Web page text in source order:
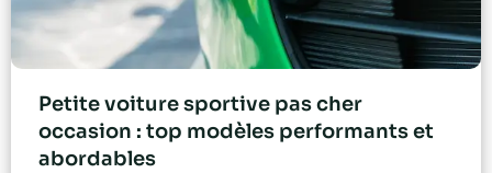
Petite voiture sportive pas cher
occasion : top modèles performants et
abordables